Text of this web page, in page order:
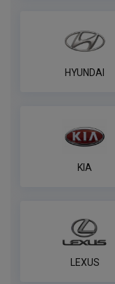
по
HYUNDAI
KIA
LEXUS